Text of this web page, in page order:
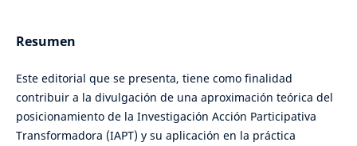
Resumen
Este editorial que se presenta, tiene como finalidad
contribuir a la divulgación de una aproximación teórica del
posicionamiento de la Investigación Acción Participativa
Transformadora (IAPT) y su aplicación en la práctica